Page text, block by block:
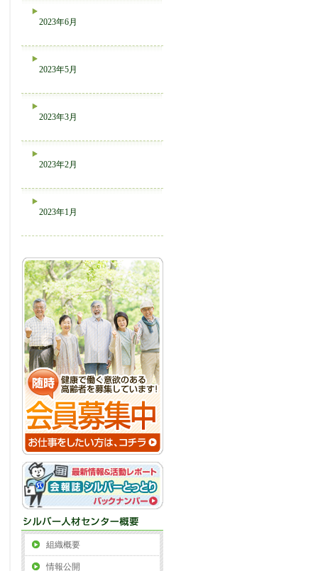
2023年6月
2023年5月
2023年3月
2023年2月
2023年1月
組織概要
情報公開